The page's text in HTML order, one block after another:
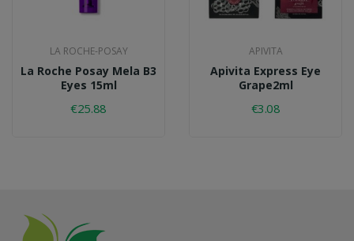
LA ROCHE-POSAY
La Roche Posay Mela B3
Eyes 15ml
€25.88
APIVITA
Apivita Express Eye
Grape2ml
€3.08